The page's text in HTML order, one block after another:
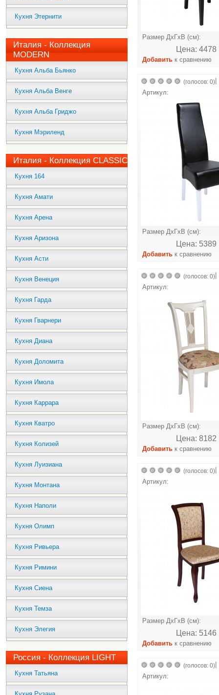
Кухня Этернити
Италия - Коллекция
MODERN
Кухня Альба Бьянко
Кухня Альба Венге
Кухня Альба Гриджо
Кухня Мэриленд
Италия - Коллекция CLASSIC
Кухня 164
Кухня Амати
Кухня Арена
Кухня Аризона
Кухня Асти
Кухня Венеция
Кухня Гарда
Кухня Гварнери
Кухня Диана
Кухня Доломита
Кухня Имола
Кухня Каррара
Кухня Кватро
Кухня Колизей
Кухня Луизиана
Кухня Монтана
Кухня Наполи
Кухня Олимп
Кухня Ривьера
Кухня Римини
Кухня Сиена
Кухня Темза
Кухня Элегия
Россия - Коллекция LIGHT
Кухня Татьяна
Размер ДхГхВ (см):
Цена: 4478
Добавить к сравнению
(голосов: 0)
Артикул:
Размер ДхГхВ (см):
Цена: 5389
Добавить к сравнению
(голосов: 0)
Артикул:
Размер ДхГхВ (см):
Цена: 8182
Добавить к сравнению
(голосов: 0)
Артикул:
Размер ДхГхВ (см):
Цена: 5146
Добавить к сравнению
(голосов: 0)
Артикул: